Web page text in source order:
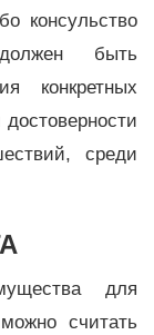
консульство
быть
конкретных
среди
для
считать